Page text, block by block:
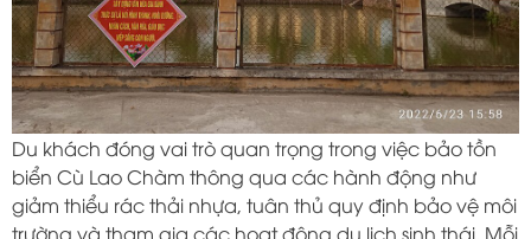
Du khách đóng vai trò quan trọng trong việc bảo tồn
biển Cù Lao Chàm thông qua các hành động như
giảm thiểu rác thải nhựa, tuân thủ quy định bảo vệ môi
trường và tham gia các hoạt động du lịch sinh thái. Mỗi